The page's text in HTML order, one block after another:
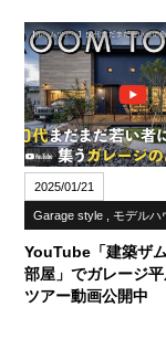
2025/01/21
Garage style モデルハ
YouTube「建築ザ
部屋」でガレージ
ツアー動画公開中